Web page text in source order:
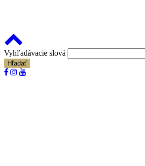
Vyhľadávacie slová
Hľadať